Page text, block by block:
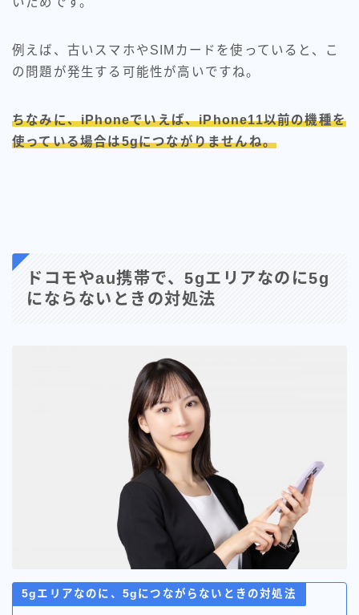
例えば、古いスマホやSIMカードを使っていると、こ
の問題が発生する可能性が高いですね。
ちなみに、iPhoneでいえば、iPhone11以前の機種を
使っている場合は5gにつながりませんね。
ドコモやau携帯で、5gエリアなのに5g
にならないときの対処法
5gエリアなのに、5gにつながらないときの対処法